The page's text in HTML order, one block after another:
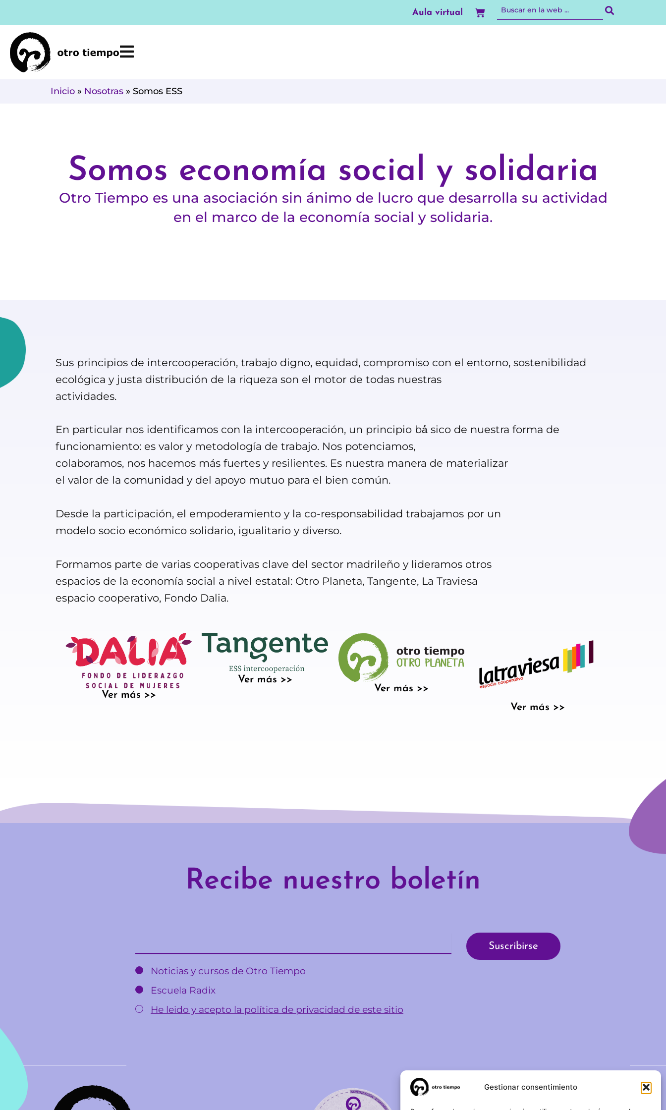
Gestionar consentimiento
contenido
Aula virtual Carrito
Inicio » Nosotras » Somos ESS
Somos economía social y solidaria
Otro Tiempo es una asociación sin ánimo de lucro que desarrolla su actividad
en el marco de la economía social y solidaria.
Sus principios de intercooperación, trabajo digno, equidad, compromiso con el entorno, sostenibilidad
ecológica y justa distribución de la riqueza son el motor de todas nuestras
actividades.
En particular nos identificamos con la intercooperación, un principio bá́ sico de nuestra forma de
funcionamiento: es valor y metodología de trabajo. Nos potenciamos,
colaboramos, nos hacemos más fuertes y resilientes. Es nuestra manera de materializar
el valor de la comunidad y del apoyo mutuo para el bien común.
Desde la participación, el empoderamiento y la co-responsabilidad trabajamos por un
modelo socio económico solidario, igualitario y diverso.
Formamos parte de varias cooperativas clave del sector madrileño y lideramos otros
espacios de la economía social a nivel estatal: Otro Planeta, Tangente, La Traviesa
espacio cooperativo, Fondo Dalia.
Ver más >>
Ver más >>
Ver más >>
Ver más >>
Recibe nuestro boletín
Noticias y cursos de Otro Tiempo
Escuela Radix
He leido y acepto la política de privacidad de este sitio